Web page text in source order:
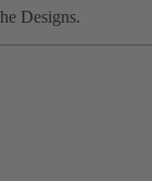
Designs.